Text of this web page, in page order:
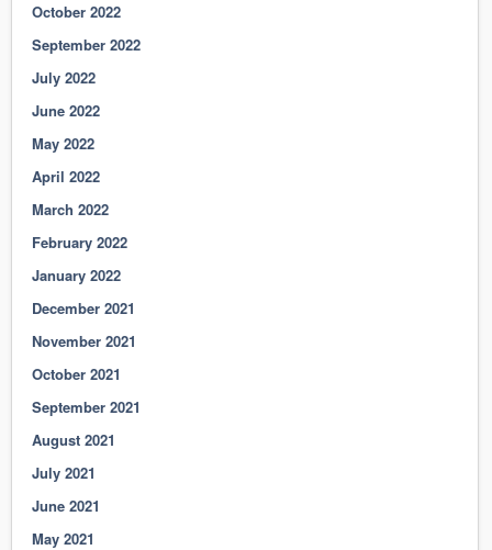
October 2022
September 2022
July 2022
June 2022
May 2022
April 2022
March 2022
February 2022
January 2022
December 2021
November 2021
October 2021
September 2021
August 2021
July 2021
June 2021
May 2021